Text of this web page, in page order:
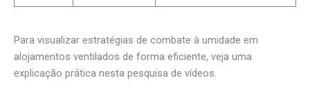
Para visualizar estratégias de combate à umidade em
alojamentos ventilados de forma eficiente, veja uma
explicação prática nesta pesquisa de vídeos.